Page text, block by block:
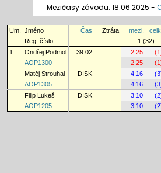
Mezičasy závodu: 18.06.2025 -
Um. Jméno Čas Ztráta mezi. celk.
Reg. číslo
1 (32)
1.
Ondřej Podmol 39:02 2:25
AOP1300
2:25
Matěj Strouhal
DISK 4:16
AOP1305
4:16
Filip Lukeš
DISK 3:10
AOP1205
3:10